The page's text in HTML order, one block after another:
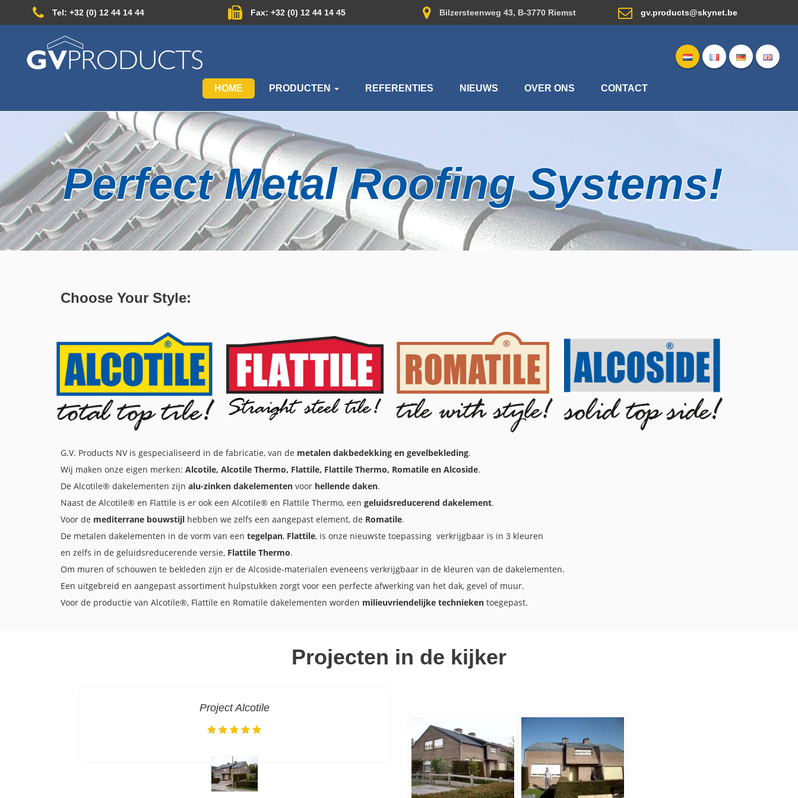
Tel: +32 (0) 12 44 14 44 Fax: +32 (0) 12 44 14 45 Bilzersteenweg 43, B-3770 Riemst gv.products@skynet.be
HOME PRODUCTEN REFERENTIES NIEUWS OVER ONS CONTACT
Perfect Metal Roofing Systems!
Choose Your Style:
G.V. Products NV is gespecialiseerd in de fabricatie, van de metalen dakbedekking en gevelbekleding.
Wij maken onze eigen merken: Alcotile, Alcotile Thermo, Flattile, Flattile Thermo, Romatile en Alcoside.
De Alcotile® dakelementen zijn alu-zinken dakelementen voor hellende daken.
Naast de Alcotile® en Flattile is er ook een Alcotile® en Flattile Thermo, een geluidsreducerend dakelement.
Voor de mediterrane bouwstijl hebben we zelfs een aangepast element, de Romatile.
De metalen dakelementen in de vorm van een tegelpan, Flattile, is onze nieuwste toepassing verkrijgbaar is in 3 kleuren
en zelfs in de geluidsreducerende versie, Flattile Thermo.
Om muren of schouwen te bekleden zijn er de Alcoside-materialen eveneens verkrijgbaar in de kleuren van de dakelementen.
Een uitgebreid en aangepast assortiment hulpstukken zorgt voor een perfecte afwerking van het dak, gevel of muur.
Voor de productie van Alcotile®, Flattile en Romatile dakelementen worden milieuvriendelijke technieken toegepast.
Projecten in de kijker
Project Alcotile